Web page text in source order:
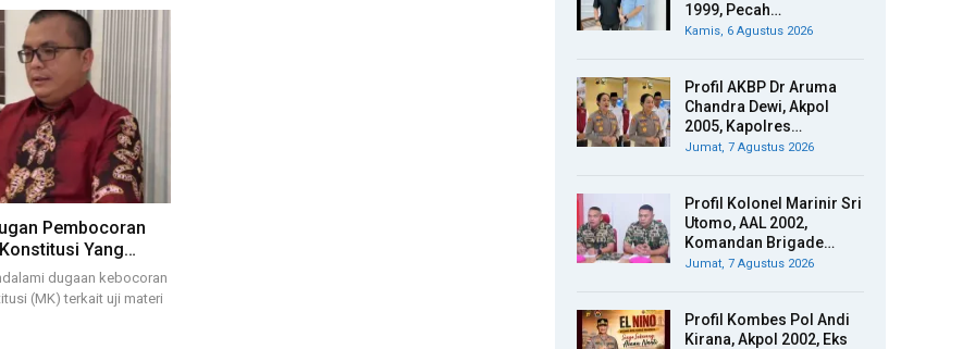
Pembocoran
Yang…
dugaan kebocoran
(MK) terkait uji materi
1999, Pecah…
Kamis, 6 Agustus 2026
Profil AKBP Dr Aruma
Chandra Dewi, Akpol
2005, Kapolres…
Jumat, 7 Agustus 2026
Profil Kolonel Marinir Sri
Utomo, AAL 2002,
Komandan Brigade…
Jumat, 7 Agustus 2026
Profil Kombes Pol Andi
Kirana, Akpol 2002, Eks